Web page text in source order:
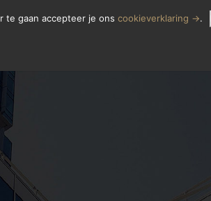
LETSELSCHADE MELDEN
te gaan accepteer je ons cookieverklaring →.